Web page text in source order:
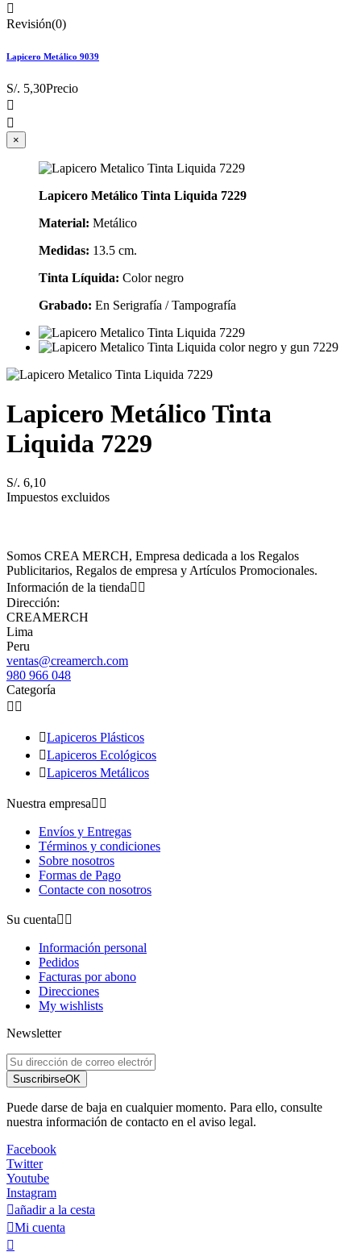

Revisión(0)
Lapicero Metálico 9039
S/. 5,30Precio


×
Lapicero Metálico Tinta Liquida 7229
Material: Metálico
Medidas: 13.5 cm.
Tinta Líquida: Color negro
Grabado: En Serigrafía / Tampografía
Lapicero Metálico Tinta
Liquida 7229
S/. 6,10
Impuestos excluidos
Somos CREA MERCH, Empresa dedicada a los Regalos
Publicitarios, Regalos de empresa y Artículos Promocionales.
Información de la tienda 
Dirección:
CREAMERCH
Lima
Peru
ventas@creamerch.com
980 966 048
Categoría
 
Lapiceros Plásticos
Lapiceros Ecológicos
Lapiceros Metálicos
Nuestra empresa 
Envíos y Entregas
Términos y condiciones
Sobre nosotros
Formas de Pago
Contacte con nosotros
Su cuenta 
Información personal
Pedidos
Facturas por abono
Direcciones
My wishlists
Newsletter
SuscribirseOK
Puede darse de baja en cualquier momento. Para ello, consulte
nuestra información de contacto en el aviso legal.
Facebook
Twitter
Youtube
Instagram
añadir a la cesta
Mi cuenta
